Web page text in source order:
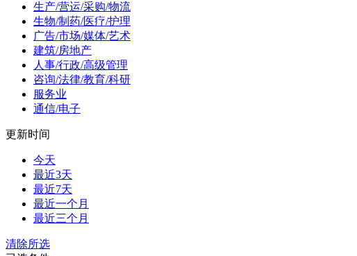
生产/营运/采购/物流
生物/制药/医疗/护理
广告/市场/媒体/艺术
建筑/房地产
人事/行政/高级管理
咨询/法律/教育/科研
服务业
通信/电子
更新时间
今天
最近3天
最近7天
最近一个月
最近三个月
清除所选